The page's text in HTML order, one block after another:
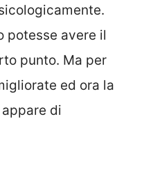
potesse avere il
punto. Ma per
ed ora la
di